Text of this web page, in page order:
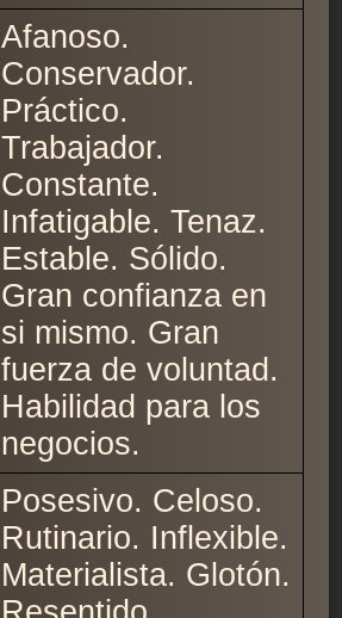
Afanoso.
Conservador.
Práctico.
Trabajador.
Constante.
Infatigable. Tenaz.
Estable. Sólido.
Gran confianza en
si mismo. Gran
fuerza de voluntad.
Habilidad para los
negocios.
Posesivo. Celoso.
Rutinario. Inflexible.
Materialista. Glotón.